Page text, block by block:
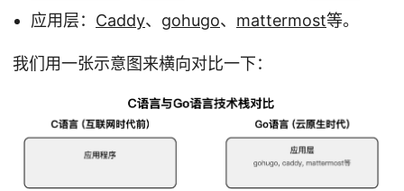
应用层： Caddy、 gohugo、 mattermost等。
我们用一张示意图来横向对比一下：